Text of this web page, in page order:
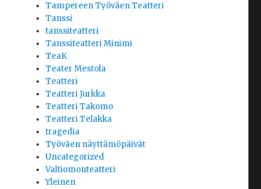
Tampereen Työväen Teatteri
Tanssi
tanssiteatteri
Tanssiteatteri Minimi
TeaK
Teater Mestola
Teatteri
Teatteri Jurkka
Teatteri Takomo
Teatteri Telakka
tragedia
Työväen näyttämöpäivät
Uncategorized
Valtiomonteatteri
Yleinen